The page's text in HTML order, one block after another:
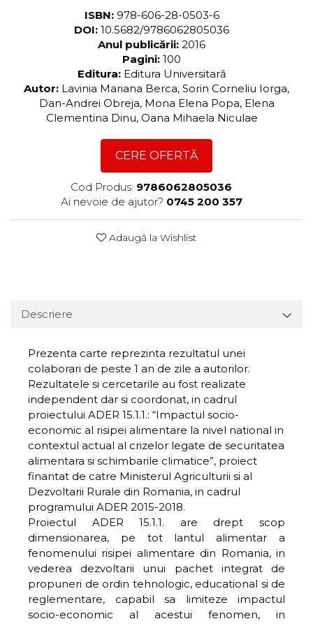
ISBN: 978-606-28-0503-6
DOI: 10.5682/9786062805036
Anul publicării: 2016
Pagini: 100
Editura: Editura Universitară
Autor: Lavinia Mariana Berca, Sorin Corneliu Iorga,
Dan-Andrei Obreja, Mona Elena Popa, Elena
Clementina Dinu, Oana Mihaela Niculae
CERE OFERTĂ
Cod Produs: 9786062805036
Ai nevoie de ajutor? 0745 200 357
Adaugă la Wishlist
Descriere
Prezenta carte reprezinta rezultatul unei
colaborari de peste 1 an de zile a autorilor.
Rezultatele si cercetarile au fost realizate
independent dar si coordonat, in cadrul
proiectului ADER 15.1.1.: “Impactul socio-
economic al risipei alimentare la nivel national in
contextul actual al crizelor legate de securitatea
alimentara si schimbarile climatice”, proiect
finantat de catre Ministerul Agriculturii si al
Dezvoltarii Rurale din Romania, in cadrul
programului ADER 2015-2018.
Proiectul ADER 15.1.1. are drept scop
dimensionarea, pe tot lantul alimentar a
fenomenului risipei alimentare din Romania, in
vederea dezvoltarii unui pachet integrat de
propuneri de ordin tehnologic, educational si de
reglementare, capabil sa limiteze impactul
socio-economic al acestui fenomen, in